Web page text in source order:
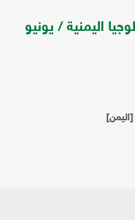
اليمنية / يونيو